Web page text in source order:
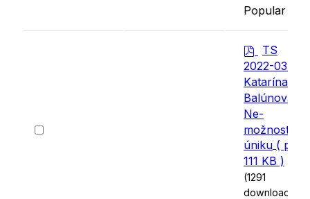
Popular
Select
p
d
f
TS
2022-03-07
Katarína
Balúnová:
Ne-
možnosti
úniku ( pdf,
111 KB )
(1291
downloads)